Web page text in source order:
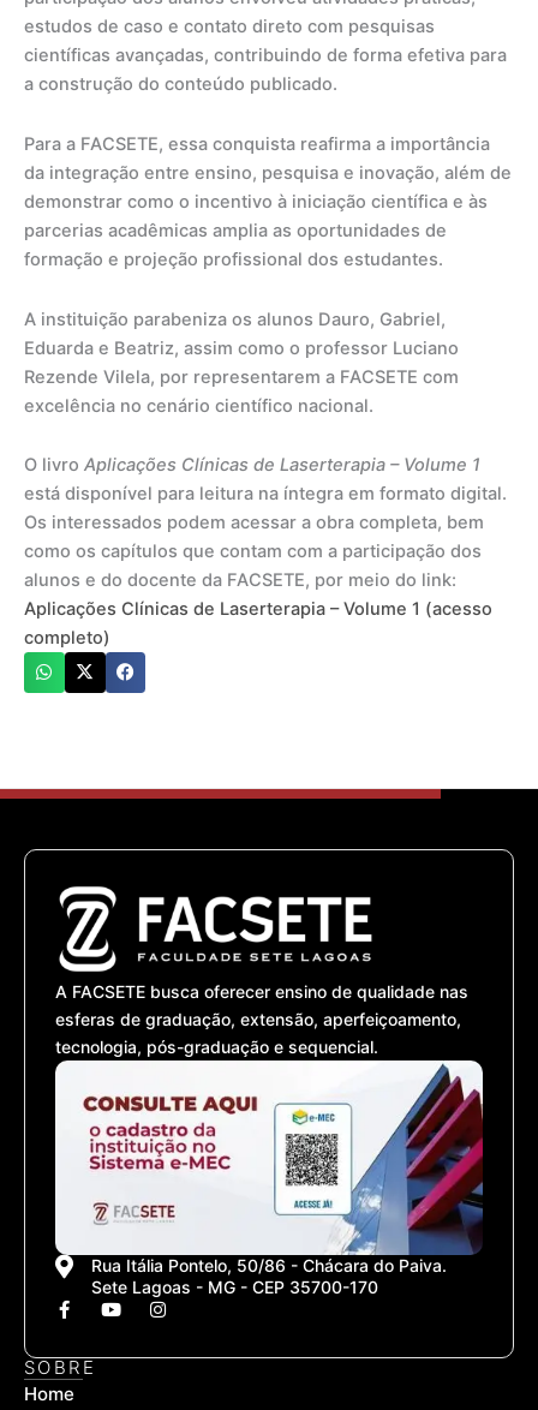
estudos de caso e contato direto com pesquisas
científicas avançadas, contribuindo de forma efetiva para
a construção do conteúdo publicado.
Para a FACSETE, essa conquista reafirma a importância
da integração entre ensino, pesquisa e inovação, além de
demonstrar como o incentivo à iniciação científica e às
parcerias acadêmicas amplia as oportunidades de
formação e projeção profissional dos estudantes.
A instituição parabeniza os alunos Dauro, Gabriel,
Eduarda e Beatriz, assim como o professor Luciano
Rezende Vilela, por representarem a FACSETE com
excelência no cenário científico nacional.
O livro Aplicações Clínicas de Laserterapia – Volume 1
está disponível para leitura na íntegra em formato digital.
Os interessados podem acessar a obra completa, bem
como os capítulos que contam com a participação dos
alunos e do docente da FACSETE, por meio do link:
Aplicações Clínicas de Laserterapia – Volume 1 (acesso
completo)
A FACSETE busca oferecer ensino de qualidade nas
esferas de graduação, extensão, aperfeiçoamento,
tecnologia, pós-graduação e sequencial.
Rua Itália Pontelo, 50/86 - Chácara do Paiva.
Sete Lagoas - MG - CEP 35700-170
F
a
e
b
o
Y
t
I
n
t
SOBRE
Home